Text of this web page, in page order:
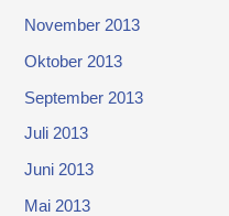
November 2013
Oktober 2013
September 2013
Juli 2013
Juni 2013
Mai 2013